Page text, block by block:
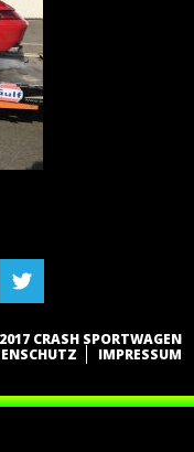
CRASH SPORTWAGEN
IMPRESSUM